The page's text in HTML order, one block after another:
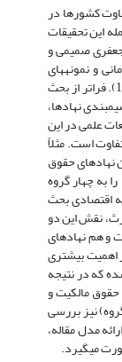
کشورها در
این تحقیقات
و جعفری صمیمی و
زمانی و نمونه­های
گوناگونی صورت گرفته­اند ، نتایج همه آنها حاکی از اهمیت نهادها در فرآیند توسعه و رشد اقتصادی است (متوسلی و نیکو نسبتی1390، ویلیامسون 2000، دادگر 1386). فراتر از بحث
نهادها،
علمی در این
است. مثلاً
را در مقابل سیستم‌های ریاست جمهوری بر رشد اقتصادی بررسی کرده‌اند. عجم­اوغلو و جانسون (2005) بین نهادهای حقوق
نهادهای سیاسی تکیه می کنند. رودریک (2005) نهادها را به چهار گروه
اقتصادی بحث
نقش این دو
و هم نهادهای
اهمیت بیشتری
که در نتیجه
نهادهای حقوق مالکیت و
نیز بررسی
مدل مقاله،
می­گیرد.